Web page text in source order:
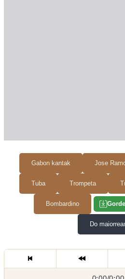
Gabon kantak Jose
Tuba Trompeta
Bombardino
Do